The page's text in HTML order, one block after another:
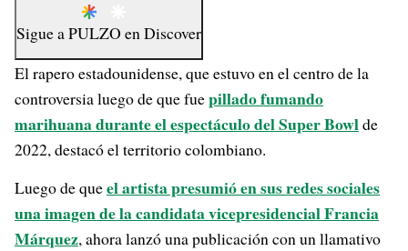
Sigue aPULZO enDiscover
El rapero estadounidense, que estuvo en el centro de la
controversia luego de que fuepillado fumando
marihuana durante el espectáculo del Super Bowlde
2022, destacó el territorio colombiano.
Luego de queel artista presumió en sus redes sociales
una imagen de la candidata vicepresidencial Francia
Márquez, ahora lanzó una publicación con un llamativo